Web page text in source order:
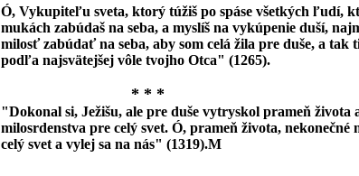
Ó, Vykupiteľu sveta, ktorý túžiš po spáse všetkých ľudí,
mukách zabúdaš na seba, a myslíš na vykúpenie duší,
milosť zabúdať na seba, aby som celá žila pre duše, a tak
podľa najsvätejšej vôle tvojho Otca" (1265).
* * *
"Dokonal si, Ježišu, ale pre duše vytryskol prameň života
milosrdenstva pre celý svet. Ó, prameň života, nekonečné
celý svet a vylej sa na nás" (1319).M